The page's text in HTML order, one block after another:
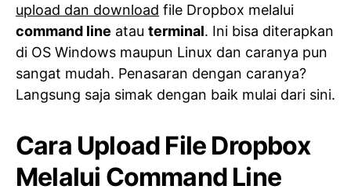
upload dan download file Dropbox melalui
command line atau terminal. Ini bisa diterapkan
di OS Windows maupun Linux dan caranya pun
sangat mudah. Penasaran dengan caranya?
Langsung saja simak dengan baik mulai dari sini.
Cara Upload File Dropbox
Melalui Command Line